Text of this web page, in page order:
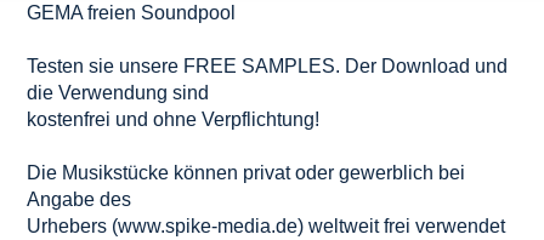
GEMA freien Soundpool
Testen sie unsere FREE SAMPLES. Der Download und
die Verwendung sind
kostenfrei und ohne Verpflichtung!
Die Musikstücke können privat oder gewerblich bei
Angabe des
Urhebers (www.spike-media.de) weltweit frei verwendet